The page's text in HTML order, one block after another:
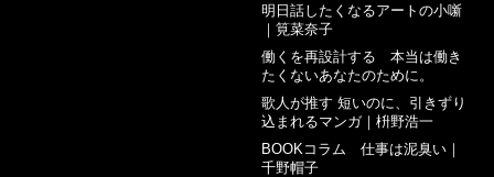
明日話したくなるアートの小噺
｜筧菜奈子
働くを再設計する 本当は働き
たくないあなたのために。
歌人が推す 短いのに、引きずり
込まれるマンガ｜枡野浩一
BOOKコラム 仕事は泥臭い｜
千野帽子